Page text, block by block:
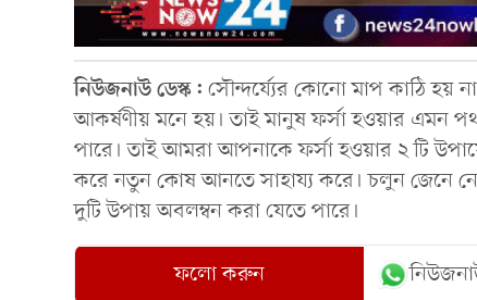
নিউজনাউ ডেস্ক: সৌন্দর্য্যের কোনো মাপ কাঠি হয়
আকর্ষণীয় মনে হয়। তাই মানুষ ফর্সা হওয়ার এমন
পারে। তাই আমরা আপনাকে ফর্সা হওয়ার ২ টি
করে নতুন কোষ আনতে সাহায্য করে। চলুন জেনে
দুটি উপায় অবলম্বন করা যেতে পারে।
ফলো করুন